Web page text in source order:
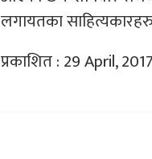
लगायतका
प्रकाशित : 29 April, 2017